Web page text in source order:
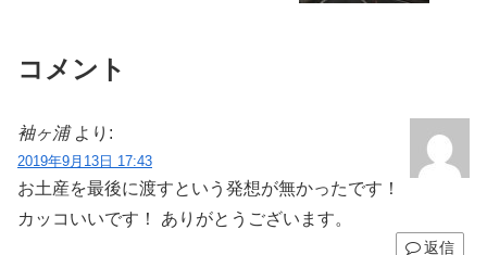
コメント
袖ヶ浦 より:
2019年9月13日 17:43
お土産を最後に渡すという発想が無かったです！
カッコいいです！ ありがとうございます。
返信